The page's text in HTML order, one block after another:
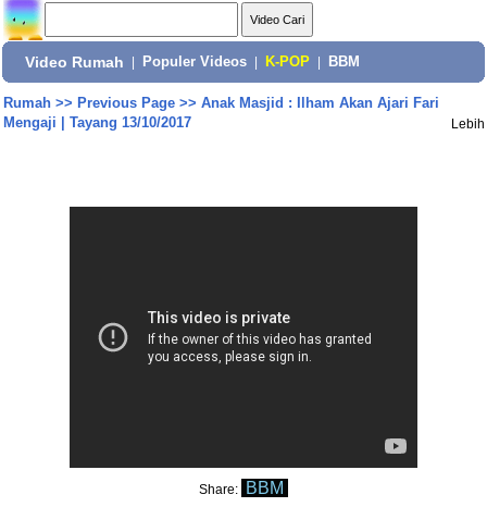
Video Rumah Populer Videos K-POP BBM
Rumah>> Previous Page>> Anak Masjid : Ilham Akan Ajari Fari
Mengaji | Tayang 13/10/2017
Lebih
Share: BBM